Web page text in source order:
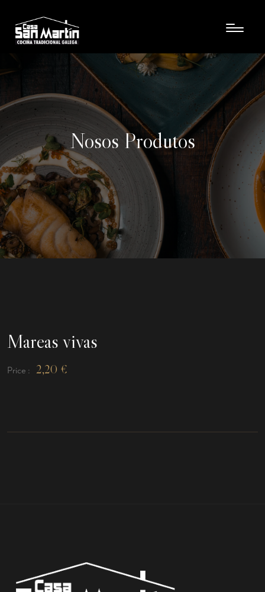
Nosos Produtos
Mareas vivas
Price : 2,20 €